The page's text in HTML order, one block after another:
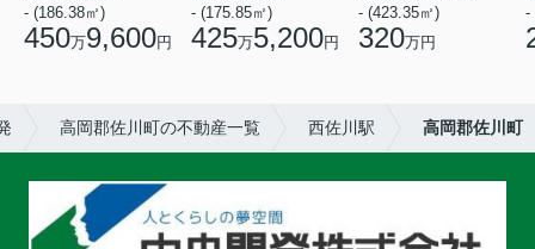
- (186.38㎡)
450万9,600円
- (175.85㎡)
425万5,200円
- (423.35㎡)
320万円
-
高岡郡佐川町の不動産一覧 西佐川駅 高岡郡佐川町